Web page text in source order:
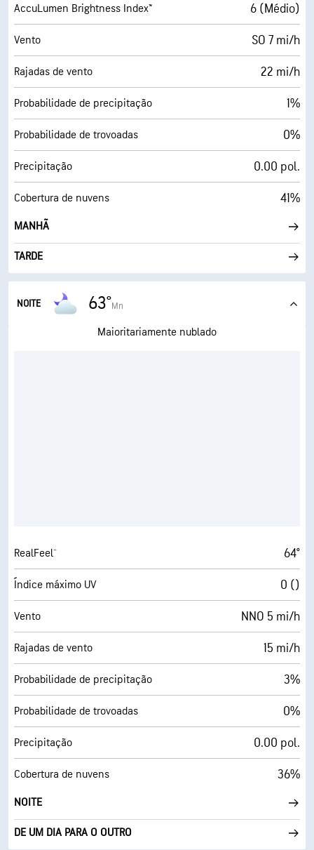
AccuLumen Brightness Index™ 6 (Médio)
Vento SO 7 mi/h
Rajadas de vento 22 mi/h
Probabilidade de precipitação 1%
Probabilidade de trovoadas 0%
Precipitação 0.00 pol.
Cobertura de nuvens 41%
MANHÃ
TARDE
NOITE 63°Mn
Maioritariamente nublado
RealFeel® 64°
Índice máximo UV 0 ()
Vento NNO 5 mi/h
Rajadas de vento 15 mi/h
Probabilidade de precipitação 3%
Probabilidade de trovoadas 0%
Precipitação 0.00 pol.
Cobertura de nuvens 36%
NOITE
DE UM DIA PARA O OUTRO